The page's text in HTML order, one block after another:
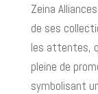
Zeina
de ses
les attentes,
pleine de
symbolisant